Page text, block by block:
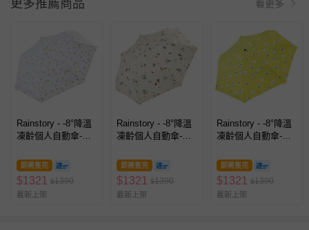
更多推薦商品 看更多
Rainstory - -8°降溫
凍齡個人自動傘-微
即將售完
$1321 $1390
最新上架
Rainstory - -8°降溫
凍齡個人自動傘-撐
即將售完
$1321 $1390
最新上架
Rainstory - -8°降溫
凍齡個人自動傘-棉
即將售完
$1321 $1390
最新上架